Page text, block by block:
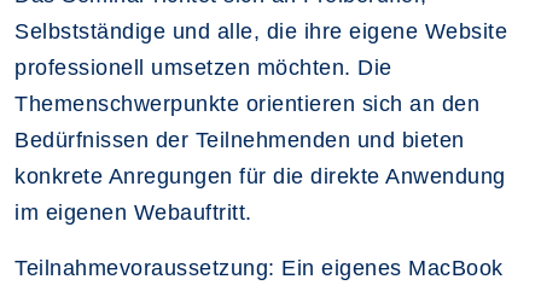
Selbstständige und alle, die ihre eigene Website
professionell umsetzen möchten. Die
Themenschwerpunkte orientieren sich an den
Bedürfnissen der Teilnehmenden und bieten
konkrete Anregungen für die direkte Anwendung
im eigenen Webauftritt.
Teilnahmevoraussetzung: Ein eigenes MacBook